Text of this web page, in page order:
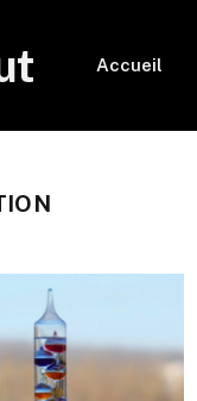
Accueil